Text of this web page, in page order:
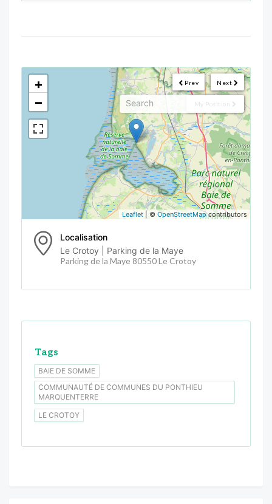
Next
Prev
My Position
<!---->
+
−
Leaflet | © OpenStreetMapcontributors
Localisation
Le Crotoy | Parking de la Maye
Parking de la Maye 80550 Le Crotoy
Tags
BAIE DE SOMME
COMMUNAUTÉ DE COMMUNES DU PONTHIEU
MARQUENTERRE
LE CROTOY